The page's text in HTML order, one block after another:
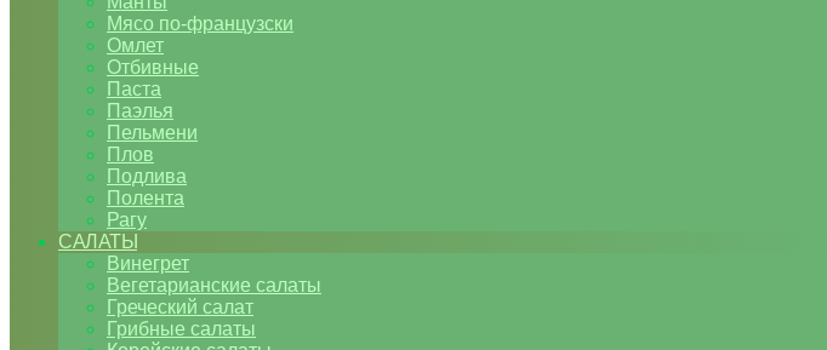
Мясо по-французски
Омлет
Отбивные
Паста
Паэлья
Пельмени
Плов
Подлива
Полента
Рагу
САЛАТЫ
Винегрет
Вегетарианские салаты
Греческий салат
Грибные салаты